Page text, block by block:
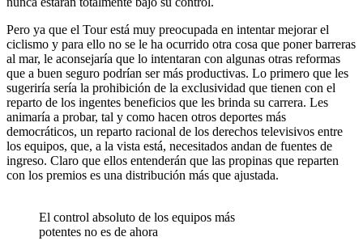
Pero ya que el Tour está muy preocupada en intentar mejorar el
ciclismo y para ello no se le ha ocurrido otra cosa que poner barreras
al mar, le aconsejaría que lo intentaran con algunas otras reformas
que a buen seguro podrían ser más productivas. Lo primero que les
sugeriría sería la prohibición de la exclusividad que tienen con el
reparto de los ingentes beneficios que les brinda su carrera. Les
animaría a probar, tal y como hacen otros deportes más
democráticos, un reparto racional de los derechos televisivos entre
los equipos, que, a la vista está, necesitados andan de fuentes de
ingreso. Claro que ellos entenderán que las propinas que reparten
con los premios es una distribución más que ajustada.
El control absoluto de los equipos más
potentes no es de ahora